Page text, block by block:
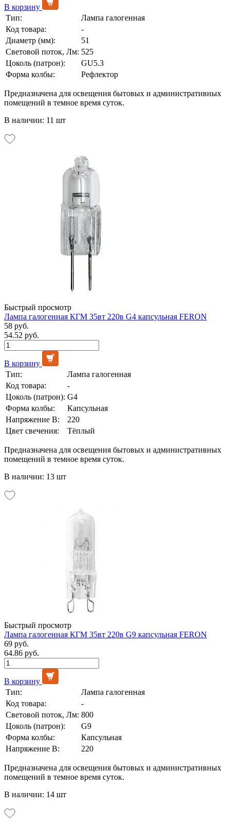
В корзину
Тип:
Лампа галогенная
Код товара:
-
Диаметр (мм):
51
Световой поток, Лм: 525
Цоколь (патрон):
GU5.3
Форма колбы:
Рефлектор
Предназначена для освещения бытовых и административных
помещений в темное время суток.
В наличии: 11 шт
Быстрый просмотр
Лампа галогенная КГМ 35вт 220в G4 капсульная FERON
58 руб.
54.52 руб.
В корзину
Тип:
Лампа галогенная
Код товара:
-
Цоколь (патрон): G4
Форма колбы:
Капсульная
Напряжение В:
220
Цвет свечения:
Тёплый
Предназначена для освещения бытовых и административных
помещений в темное время суток.
В наличии: 13 шт
Быстрый просмотр
Лампа галогенная КГМ 35вт 220в G9 капсульная FERON
69 руб.
64.86 руб.
В корзину
Тип:
Лампа галогенная
Код товара:
-
Световой поток, Лм: 800
Цоколь (патрон):
G9
Форма колбы:
Капсульная
Напряжение В:
220
Предназначена для освещения бытовых и административных
помещений в темное время суток.
В наличии: 14 шт